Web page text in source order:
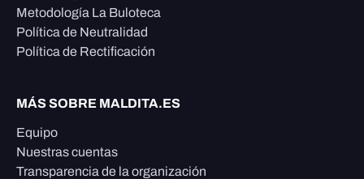
Metodología La Buloteca
Política de Neutralidad
Política de Rectificación
MÁS SOBRE MALDITA.ES
Equipo
Nuestras cuentas
Transparencia de la organización